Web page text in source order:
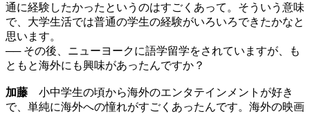
通に経験したかったというのはすごくあって。そういう意味
で、大学生活では普通の学生の経験がいろいろできたかなと
思います。
── その後、ニューヨークに語学留学をされていますが、も
ともと海外にも興味があったんですか？
加藤 小中学生の頃から海外のエンタテインメントが好き
で、単純に海外への憧れがすごくあったんです。海外の映画